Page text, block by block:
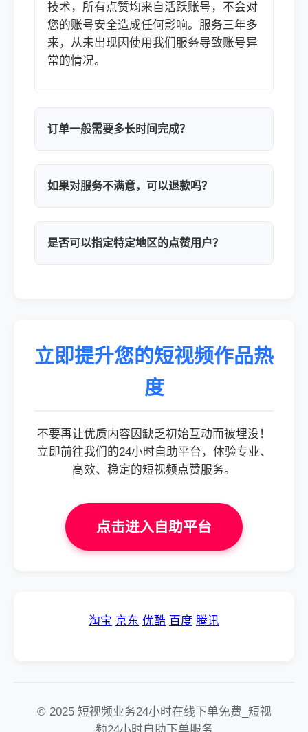
技术，所有点赞均来自活跃账号，不会对
您的账号安全造成任何影响。服务三年多
来，从未出现因使用我们服务导致账号异
常的情况。
订单一般需要多长时间完成？
如果对服务不满意，可以退款吗？
是否可以指定特定地区的点赞用户？
立即提升您的短视频作品热
度
不要再让优质内容因缺乏初始互动而被埋没！
立即前往我们的24小时自助平台，体验专业、
高效、稳定的短视频点赞服务。
点击进入自助平台
淘宝 京东 优酷 百度 腾讯
© 2025 短视频业务24小时在线下单免费_短视